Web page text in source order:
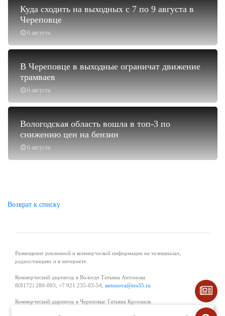
6 августа
Куда сходить на выходных с 7 по 9 августа в
Череповце
6 августа
В Череповце в выходные ограничат движение
трамваев
6 августа
Вологодская область вошла в топ-3 по
снижению цен на бензин
Возврат к списку
Размещение рекламной и коммерческой информации на телеканалах,
радиостанциях и в интернете.
Коммерческий директор в Вологде Татьяна Антонова
8(8172) 280-003, +7 921 235-03-54, antonova@ers35.ru
Коммерческий директор в Череповце Татьяна Крохмаль